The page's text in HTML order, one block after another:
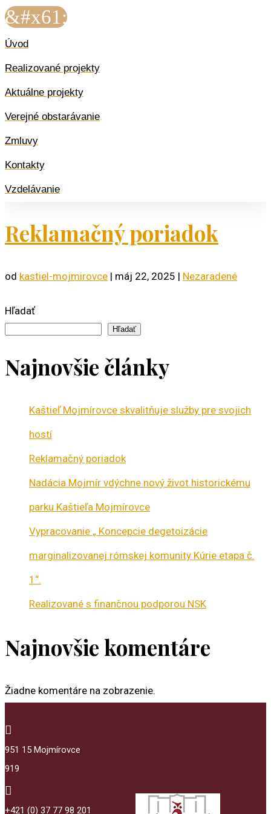
&#x61;
Úvod
Realizované projekty
Aktuálne projekty
Verejné obstarávanie
Zmluvy
Kontakty
Vzdelávanie
Reklamačný poriadok
od kastiel-mojmirovce | máj 22, 2025 | Nezaradené
Hľadať
Hľadať
Najnovšie články
Kaštieľ Mojmírovce skvalitňuje služby pre svojich
hostí
Reklamačný poriadok
Nadácia Mojmír vdýchne nový život historickému
parku Kaštieľa Mojmírovce
Vypracovanie „ Koncepcie degetoizácie
marginalizovanej rómskej komunity Kúrie etapa č.
1“.
Realizované s finančnou podporou NSK
Najnovšie komentáre
Žiadne komentáre na zobrazenie.

951 15 Mojmírovce
919

+421 (0) 37 77 98 201